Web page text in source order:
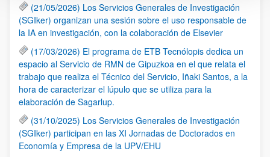
(21/05/2026) Los Servicios Generales de Investigación
(SGIker) organizan una sesión sobre el uso responsable de
la IA en investigación, con la colaboración de Elsevier
(17/03/2026) El programa de ETB Tecnólopis dedica un
espacio al Servicio de RMN de Gipuzkoa en el que relata el
trabajo que realiza el Técnico del Servicio, Iñaki Santos, a la
hora de caracterizar el lúpulo que se utiliza para la
elaboración de Sagarlup.
(31/10/2025) Los Servicios Generales de Investigación
(SGIker) participan en las XI Jornadas de Doctorados en
Economía y Empresa de la UPV/EHU